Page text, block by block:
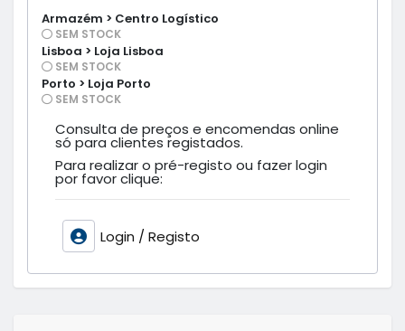
Armazém > Centro Logístico
SEM STOCK
Lisboa > Loja Lisboa
SEM STOCK
Porto > Loja Porto
SEM STOCK
Consulta de preços e encomendas online
só para clientes registados.
Para realizar o pré-registo ou fazer login
por favor clique:
Login / Registo